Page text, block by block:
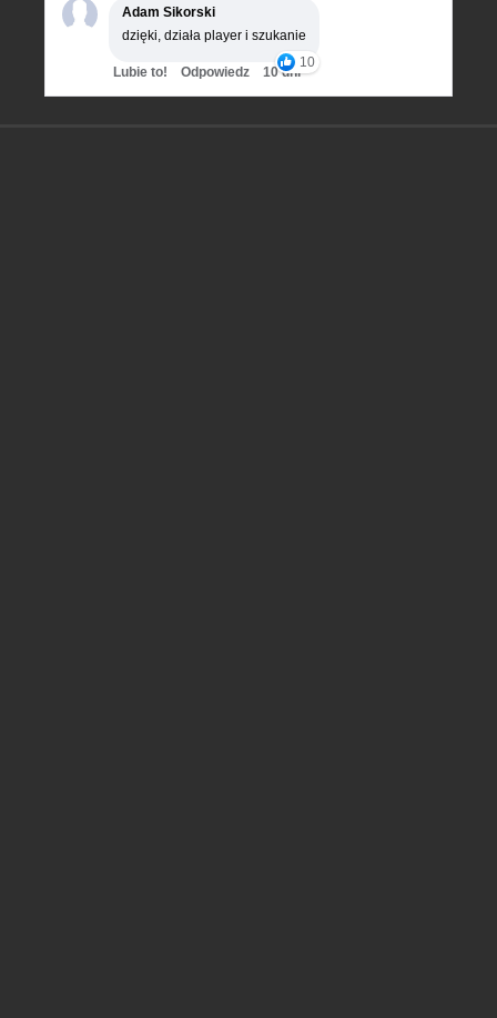
Adam Sikorski
dzięki, działa player i szukanie
10
Lubie to! Odpowiedz 10 dni